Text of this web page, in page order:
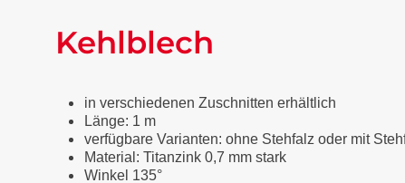
Kehlblech
in verschiedenen Zuschnitten erhältlich
Länge: 1 m
verfügbare Varianten: ohne Stehfalz oder mit
Material: Titanzink 0,7 mm stark
Winkel 135°